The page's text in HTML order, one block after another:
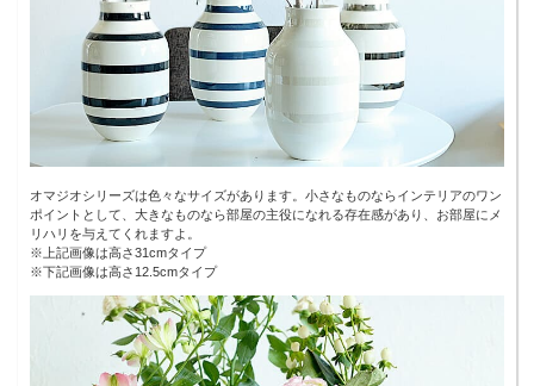
オマジオシリーズは色々なサイズがあります。小さなものならインテリアのワン
ポイントとして、大きなものなら部屋の主役になれる存在感があり、お部屋にメ
リハリを与えてくれますよ。
※上記画像は高さ31cmタイプ
※下記画像は高さ12.5cmタイプ